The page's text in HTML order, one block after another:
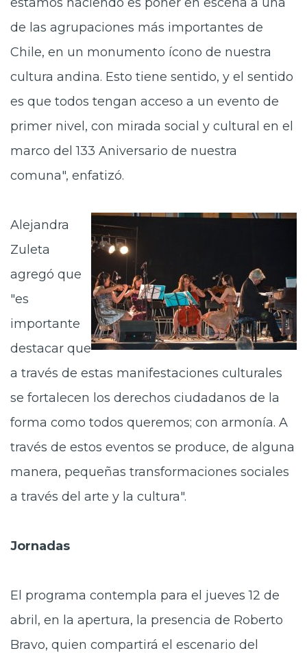
de las agrupaciones más importantes de
Chile, en un monumento ícono de nuestra
cultura andina. Esto tiene sentido, y el sentido
es que todos tengan acceso a un evento de
primer nivel, con mirada social y cultural en el
marco del 133 Aniversario de nuestra
comuna", enfatizó.
Alejandra
Zuleta
agregó que
"es
importante
destacar que
a través de estas manifestaciones culturales
se fortalecen los derechos ciudadanos de la
forma como todos queremos; con armonía. A
través de estos eventos se produce, de alguna
manera, pequeñas transformaciones sociales
a través del arte y la cultura".
Jornadas
El programa contempla para el jueves 12 de
abril, en la apertura, la presencia de Roberto
Bravo, quien compartirá el escenario del